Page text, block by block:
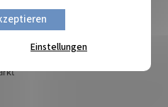
Einstellungen